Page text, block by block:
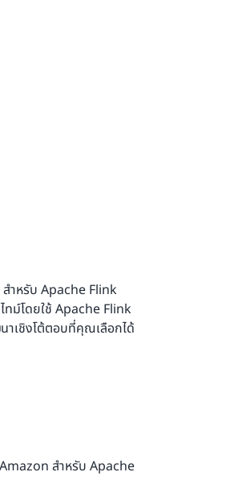
ำหรับ Apache Flink
ทม์โดยใช้ Apache Flink
เชิงโต้ตอบที่คุณเลือกได้
สำหรับ Apache